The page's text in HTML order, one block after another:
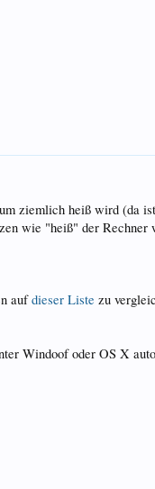
ziemlich heiß wird (da
wie "heiß" der
aufdieser Liste zu
Windoof oder OS X